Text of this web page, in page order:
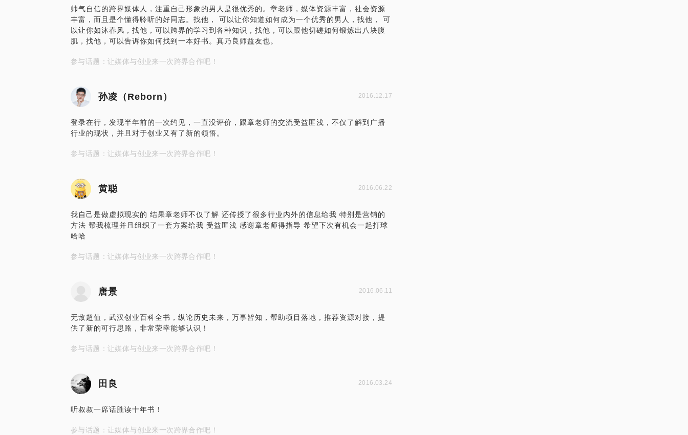
帅气自信的跨界媒体人，注重自己形象的男人是很优秀的。章老师，媒体资源丰富，社会资源
丰富，而且是个懂得聆听的好同志。找他， 可以让你知道如何成为一个优秀的男人，找他， 可
以让你如沐春风，找他，可以跨界的学习到各种知识，找他，可以跟他切磋如何锻炼出八块腹
肌，找他，可以告诉你如何找到一本好书。真乃良师益友也。
参与话题：让媒体与创业来一次跨界合作吧！
孙凌（Reborn） 2016.12.17
登录在行，发现半年前的一次约见，一直没评价，跟章老师的交流受益匪浅，不仅了解到广播
行业的现状，并且对于创业又有了新的领悟。
参与话题：让媒体与创业来一次跨界合作吧！
黄聪 2016.06.22
我自己是做虚拟现实的 结果章老师不仅了解 还传授了很多行业内外的信息给我 特别是营销的
方法 帮我梳理并且组织了一套方案给我 受益匪浅 感谢章老师得指导 希望下次有机会一起打球
哈哈
参与话题：让媒体与创业来一次跨界合作吧！
唐景 2016.06.11
无敌超值，武汉创业百科全书，纵论历史未来，万事皆知，帮助项目落地，推荐资源对接，提
供了新的可行思路，非常荣幸能够认识！
参与话题：让媒体与创业来一次跨界合作吧！
田良 2016.03.24
听叔叔一席话胜读十年书！
参与话题：让媒体与创业来一次跨界合作吧！